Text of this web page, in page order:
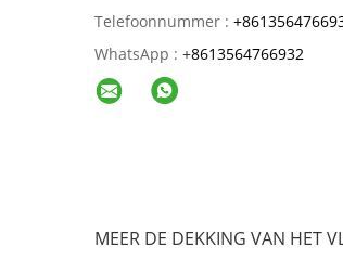
Telefoonnummer :
WhatsApp : +8613564766932
MEER DE DEKKING VAN HET